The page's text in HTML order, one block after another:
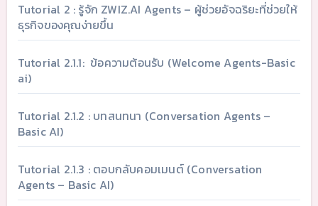
Tutorial 2 : รู้จัก ZWIZ.AI Agents – ผู้ช่วยอัจฉริยะที่ช่วยให้
ธุรกิจของคุณง่ายขึ้น
Tutorial 2.1.1: ข้อความต้อนรับ (Welcome Agents-Basic
ai)
Tutorial 2.1.2 : บทสนทนา (Conversation Agents –
Basic AI)
Tutorial 2.1.3 : ตอบกลับคอมเมนต์ (Conversation
Agents – Basic AI)